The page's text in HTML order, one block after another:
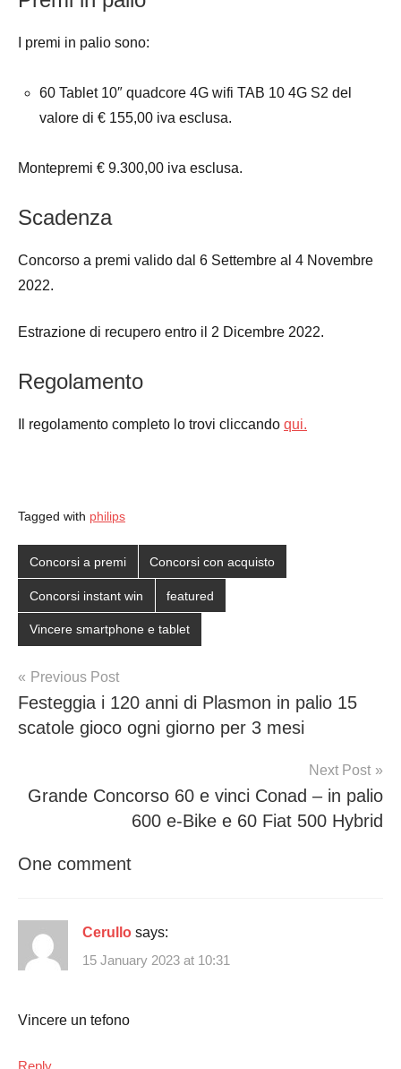
I premi in palio sono:
60 Tablet 10″ quadcore 4G wifi TAB 10 4G S2 del
valore di € 155,00 iva esclusa.
Montepremi € 9.300,00 iva esclusa.
Scadenza
Concorso a premi valido dal 6 Settembre al 4 Novembre
2022.
Estrazione di recupero entro il 2 Dicembre 2022.
Regolamento
Il regolamento completo lo trovi cliccando qui.
Tagged with philips
Concorsi a premi Concorsi con acquisto
Concorsi instant win featured
Vincere smartphone e tablet
Post
navigation
Previous Post
Festeggia i 120 anni di Plasmon in palio 15
scatole gioco ogni giorno per 3 mesi
Next Post
Grande Concorso 60 e vinci Conad – in palio
600 e-Bike e 60 Fiat 500 Hybrid
One comment
Cerullo says:
15 January 2023 at 10:31
Vincere un tefono